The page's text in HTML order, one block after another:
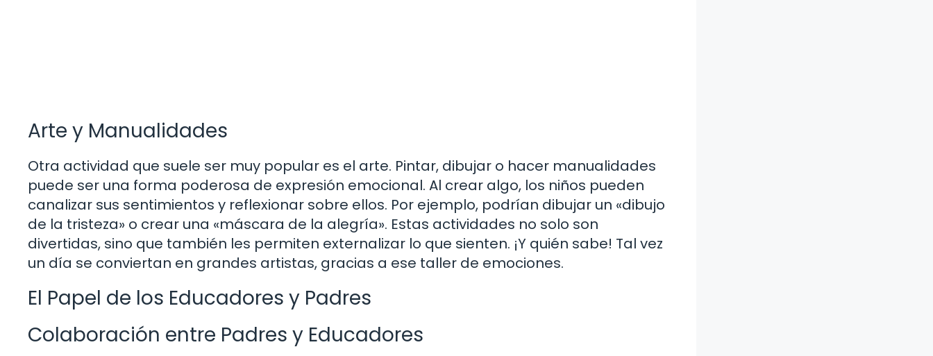
Arte y Manualidades
Otra actividad que suele ser muy popular es el arte. Pintar, dibujar o hacer manualidades
puede ser una forma poderosa de expresión emocional. Al crear algo, los niños pueden
canalizar sus sentimientos y reflexionar sobre ellos. Por ejemplo, podrían dibujar un «dibujo
de la tristeza» o crear una «máscara de la alegría». Estas actividades no solo son
divertidas, sino que también les permiten externalizar lo que sienten. ¡Y quién sabe! Tal vez
un día se conviertan en grandes artistas, gracias a ese taller de emociones.
El Papel de los Educadores y Padres
Colaboración entre Padres y Educadores